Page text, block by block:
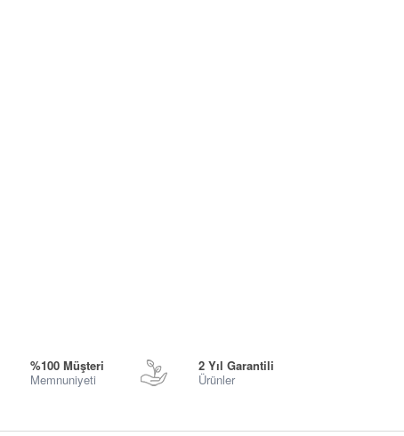
%100 Müşteri
Memnuniyeti
2 Yıl Garantili
Ürünler